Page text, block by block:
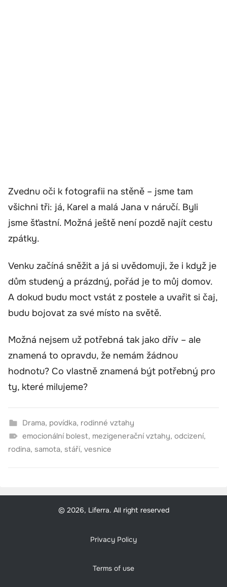
Zvednu oči k fotografii na stěně – jsme tam
všichni tři: já, Karel a malá Jana v náručí. Byli
jsme šťastní. Možná ještě není pozdě najít cestu
zpátky.
Venku začíná sněžit a já si uvědomuji, že i když je
dům studený a prázdný, pořád je to můj domov.
A dokud budu moct vstát z postele a uvařit si čaj,
budu bojovat za své místo na světě.
Možná nejsem už potřebná tak jako dřív – ale
znamená to opravdu, že nemám žádnou
hodnotu? Co vlastně znamená být potřebný pro
ty, které milujeme?
Drama, povídka, rodinné vztahy
emocionální bolest, mezigenerační vztahy, odcizení,
rodina, samota, stáří, vesnice
© 2026, Liferra. All right reserved
Privacy Policy
Terms of use